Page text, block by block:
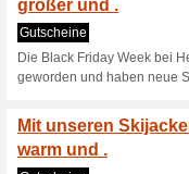
Unser
50%